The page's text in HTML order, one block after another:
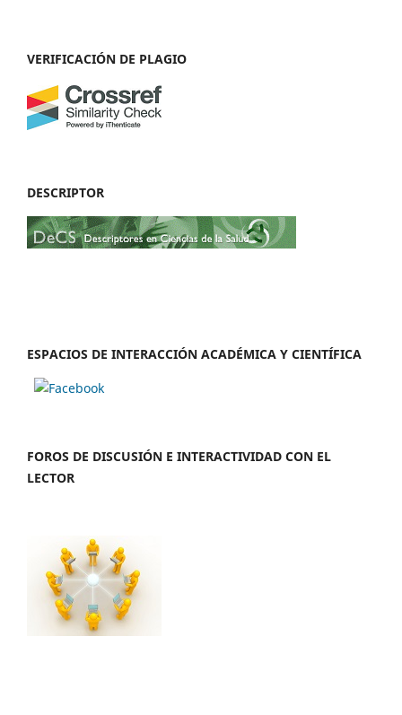
VERIFICACIÓN DE PLAGIO
DESCRIPTOR
ESPACIOS DE INTERACCIÓN ACADÉMICA Y CIENTÍFICA
FOROS DE DISCUSIÓN E INTERACTIVIDAD CON EL
LECTOR